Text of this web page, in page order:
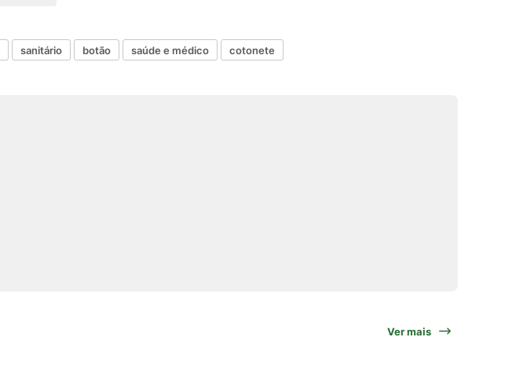
sanitário botão saúde e médico cotonete
Ver mais